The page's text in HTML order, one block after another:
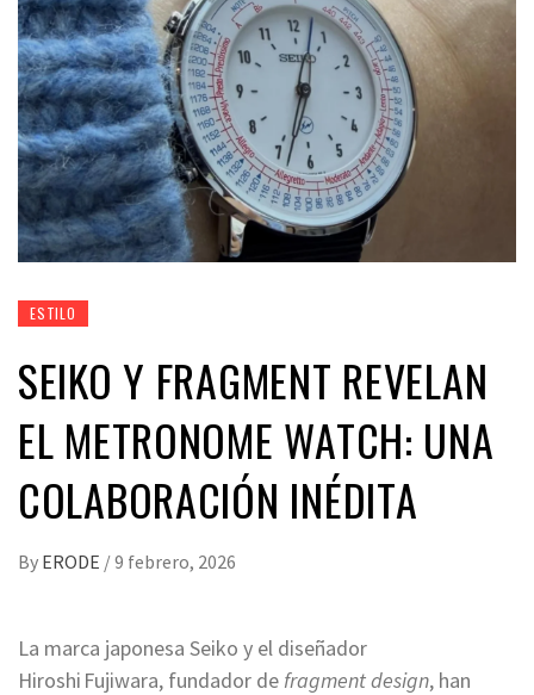
ESTILO
SEIKO Y FRAGMENT REVELAN
EL METRONOME WATCH: UNA
COLABORACIÓN INÉDITA
By ERODE /9 febrero, 2026
La marca japonesa Seiko y el diseñador
Hiroshi Fujiwara, fundador de fragment design, han